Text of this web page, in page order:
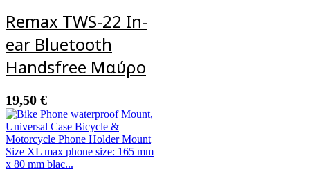
Remax TWS-22 In-
ear Bluetooth
Handsfree Μαύρο
19,50 €